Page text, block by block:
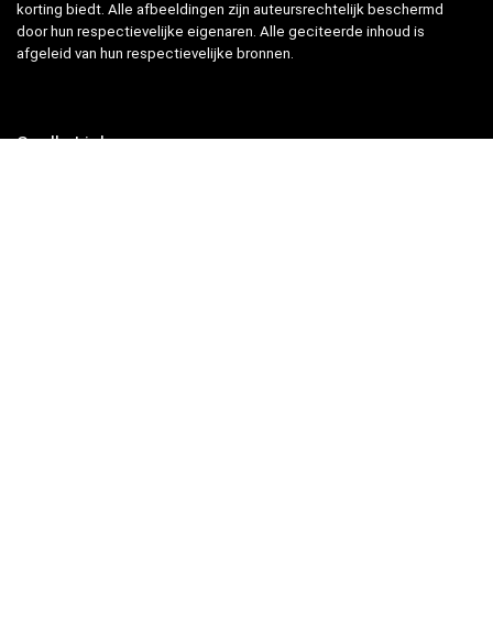
korting biedt. Alle afbeeldingen zijn auteursrechtelijk beschermd
door hun respectievelijke eigenaren. Alle geciteerde inhoud is
afgeleid van hun respectievelijke bronnen.
Snelle Links